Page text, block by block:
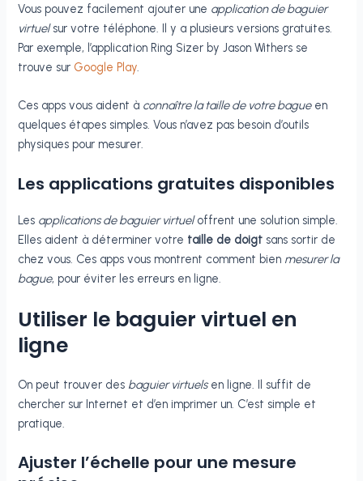
Vous pouvez facilement ajouter une application de baguier
virtuelsur votre téléphone. Il y a plusieurs versions gratuites.
Par exemple, l’application Ring Sizer by Jason Withers se
trouve sur Google Play.
Ces apps vous aident à connaître la taille de votre bagueen
quelques étapes simples. Vous n’avez pas besoin d’outils
physiques pour mesurer.
Les applications gratuites disponibles
Les applications de baguier virtueloffrent une solution simple.
Elles aident à déterminer votre taille de doigt sans sortir de
chez vous. Ces apps vous montrent comment bien mesurer la
bague, pour éviter les erreurs en ligne.
Utiliser le baguier virtuel en
ligne
On peut trouver des baguier virtuelsen ligne. Il suffit de
chercher sur Internet et d’en imprimer un. C’est simple et
pratique.
Ajuster l’échelle pour une mesure